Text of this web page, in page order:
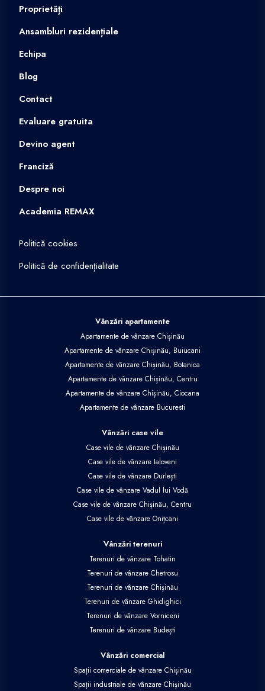
Proprietăți
Ansambluri rezidențiale
Echipa
Blog
Contact
Evaluare gratuita
Devino agent
Franciză
Despre noi
Academia REMAX
Politică cookies
Politică de confidențialitate
Vânzări apartamente
Apartamente de vânzare Chișinău
Apartamente de vânzare Chișinău, Buiucani
Apartamente de vânzare Chișinău, Botanica
Apartamente de vânzare Chișinău, Centru
Apartamente de vânzare Chișinău, Ciocana
Apartamente de vânzare Bucuresti
Vânzări case vile
Case vile de vânzare Chișinău
Case vile de vânzare Ialoveni
Case vile de vânzare Durlești
Case vile de vânzare Vadul lui Vodă
Case vile de vânzare Chișinău, Centru
Case vile de vânzare Onițcani
Vânzări terenuri
Terenuri de vânzare Tohatin
Terenuri de vânzare Chetrosu
Terenuri de vânzare Chișinău
Terenuri de vânzare Ghidighici
Terenuri de vânzare Vorniceni
Terenuri de vânzare Budești
Vânzări comercial
Spații comerciale de vânzare Chișinău
Spații industriale de vânzare Chișinău